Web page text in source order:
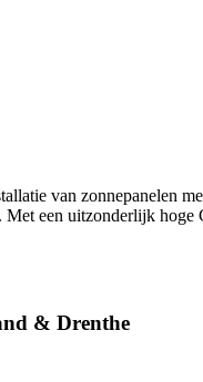
van zonnepanelen
een uitzonderlijk hoge
& Drenthe